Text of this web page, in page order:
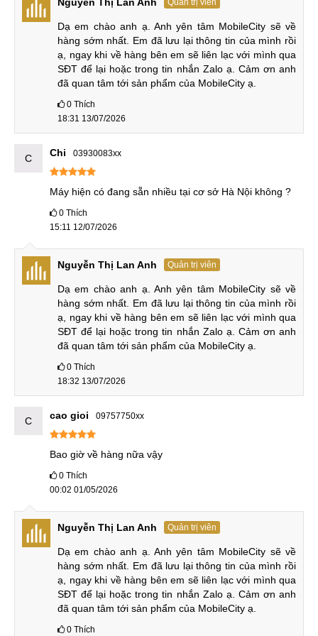
lựa chọn bản dung lượng cho phù hợp nhất.
So sánh Vivo X200s
Sau đây là phần so sánh Vivo X200s với bản tiền nhiệm và
người ảnh Vivo X200 Ultra xem nó cũng những điểm nổi bật
nào không nhé.
Vivo X200s vs Vivo X200
Cả Vivo X200s và Vivo X200 đều sử dụng tấm nền màn
hình AMOLED 1 tỷ màu, 6,67 inch độ phân giải 1.5K,
nhưng Vivo X200s có độ sang peak cao hơn. Trong khi Vivo
X200s sử dụng màn hình phẳng thì Vivo X200 là màn hình
cong nhẹ tràn về 4 cạnh.
So sánh Vivo X200s vs Vivo X200
Sử dụng con chip Dimensity 9400 Plus, Vivo X200s có hiệu
năng mạnh mẽ hơn bản tiền nhiệm với Dimensity 9400,
cơ bản và chơi game nặng bạn cũng khó phân biệt sự khác
biệt. Bởi chúng đề là những con chip siêu mạnh mẽ.
Cùng có sạc nhanh 90W, Vivo X200s lại sở hữu viên pin
khủng hơn với 6200mAh trong khi độ dày hai máy bằng
nhau. Đây là điểm cộng lớn của Vivo X200s.
Vivo X200s vs Vivo X200 Ultra
Là sản phẩm kèo dưới, Vivo X200s có kích thước nhỏ hơn,
mỏng và nhẹ hơn nhưng lại có viên pin khủng hơn. Ngoài
ra, độ sáng peak của màn hình Vivo X200s có thể đạt được
5000nit cao hơn 4500nit của bản Ultra.
So sánh Vivo X200 Ultra vs Vivo X200s
Quản trị viên
Dạ em chào anh ạ. Anh yên tâm MobileCity sẽ về
hàng sớm nhất. Em đã lưu lại thông tin của mình rồi
ạ, ngay khi về hàng bên em sẽ liên lạc với mình qua
SĐT để lại hoặc trong tin nhắn Zalo ạ. Cảm ơn anh
đã quan tâm tới sản phẩm của MobileCity ạ.
0 Thích
18:31 13/07/2026
C Chi 03930083xx
Máy hiện có đang sẵn nhiều tại cơ sở Hà Nội không ?
0 Thích
15:11 12/07/2026
Nguyễn Thị Lan Anh Quản trị viên
Dạ em chào anh ạ. Anh yên tâm MobileCity sẽ về
hàng sớm nhất. Em đã lưu lại thông tin của mình rồi
ạ, ngay khi về hàng bên em sẽ liên lạc với mình qua
SĐT để lại hoặc trong tin nhắn Zalo ạ. Cảm ơn anh
đã quan tâm tới sản phẩm của MobileCity ạ.
0 Thích
18:32 13/07/2026
C cao gioi 09757750xx
Bao giờ về hàng nữa vậy
0 Thích
00:02 01/05/2026
Nguyễn Thị Lan Anh Quản trị viên
Dạ em chào anh ạ. Anh yên tâm MobileCity sẽ về
hàng sớm nhất. Em đã lưu lại thông tin của mình rồi
ạ, ngay khi về hàng bên em sẽ liên lạc với mình qua
SĐT để lại hoặc trong tin nhắn Zalo ạ. Cảm ơn anh
đã quan tâm tới sản phẩm của MobileCity ạ.
0 Thích